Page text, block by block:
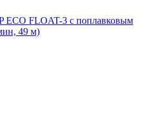
ЕСО FLOAT-3 с поплавковым
49 м)